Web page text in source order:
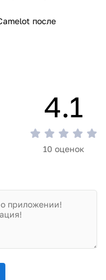
после
4.1
10 оценок